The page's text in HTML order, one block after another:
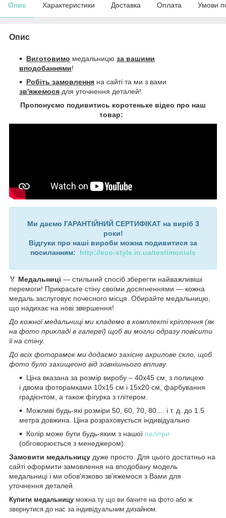
Опис Характеристики Доставка Оплата Умови
Опис
Виготовимо медальницю за вашими
вподобаннями!
Робіть замовлення на сайті та ми з вами
зв'яжемося для уточнення деталей!
Пропонуємо подивитись коротеньке відео про наш
товар:
Ми даємо ГАРАНТІЙНИЙ СЕРТИФІКАТ на виріб 3
роки!
Відгуки про наші вироби можна подивитися за
посиланням: http://eco-style.in.ua/testimonials
🏅 Медальниці — стильний спосіб зберегти найважливіші
перемоги! Прикрасьте стіну своїми досягненнями — кожна
медаль заслуговує почесного місця. Обирайте медальницю,
що надихає на нові звершення!
До кожної медальниці ми кладемо в комплекті кріплення (як
на фото прикладі в галереї) щоб ви могли одразу повісити
її на стіну.
До всіх фоторамок ми додаємо захісне акрилове скло, щоб
фото було захищеоно від зовнішнього впливу.
Ціна вказана за розмір виробу – 40х45 см, з полицею
і двома фоторамками 10х15 см і 15х20 см, фарбування
градієнтом, а також фігурка з глітером.
Можливі будь-які розміри 50, 60, 70, 80.... і т. д. до 1.5
метра довжина. Ціна розраховується індивідуально
Колір може бути будь-яким з нашої палітри
(обговорюється з менеджером).
Замовити медальницу дуже просто. Для цього достатньо на
сайті оформити замовлення на вподобану модель
медальниці і ми обов'язково зв'яжемося з Вами для
уточнення деталей.
Купити медальницу можна ту що ви бачите на фото або ж
звернутися до нас за індивідуальним дизайном.